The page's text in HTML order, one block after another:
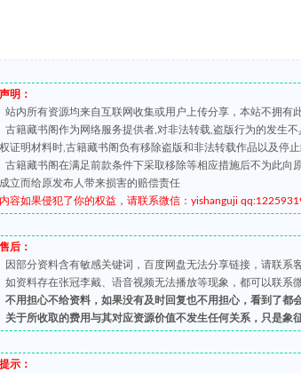
明：
站内所有资源均来自互联网收集或用户上传分享，本站不拥有
古籍藏书阁作为网络服务提供者,对非法转载,盗版行为的发生
证明材料时,古籍藏书阁负有移除盗版和非法转载作品以及停
古籍藏书阁在满足前款条件下采取移除等相应措施后不为此
立而给原发布人带来损害的赔偿责任
容如果侵犯了你的权益，请联系微信：yishanguji
后：
因部分资料含有敏感关键词，百度网盘无法分享链接，请联系
如资料存在张冠李戴、语音视频无法播放等现象，都可以联系
不用担心不给资料，如果没有及时回复也不用担心，看到了都
关于所收取的费用与其对应资源价值不发生任何关系，只是象
示：